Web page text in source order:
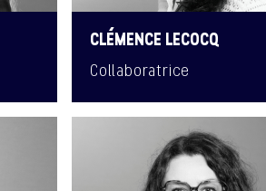
CLÉMENCE LECOCQ
Collaboratrice